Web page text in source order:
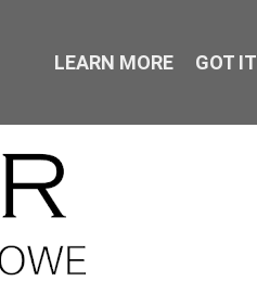
LEARN MORE GOT IT